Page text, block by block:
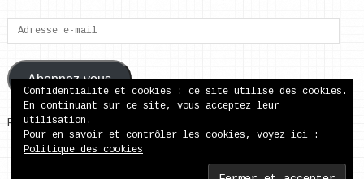
Adresse
e-
mail
Abonnez-vous
Rejoignez les 37 autres abonnés
Copyright © 2026.
Confidentialité et cookies : ce site utilise des cookies.
En continuant sur ce site, vous acceptez leur
utilisation.
Pour en savoir et contrôler les cookies, voyez ici :
Politique des cookies